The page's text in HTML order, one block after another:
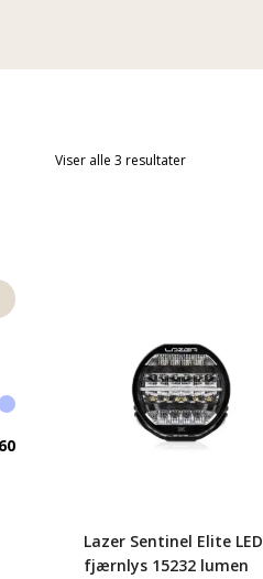
Min.
Makspris
Viser alle 3 resultater
fjærnlys
Lazer Sentinel Elite LED
fjærnlys 15232 lumen